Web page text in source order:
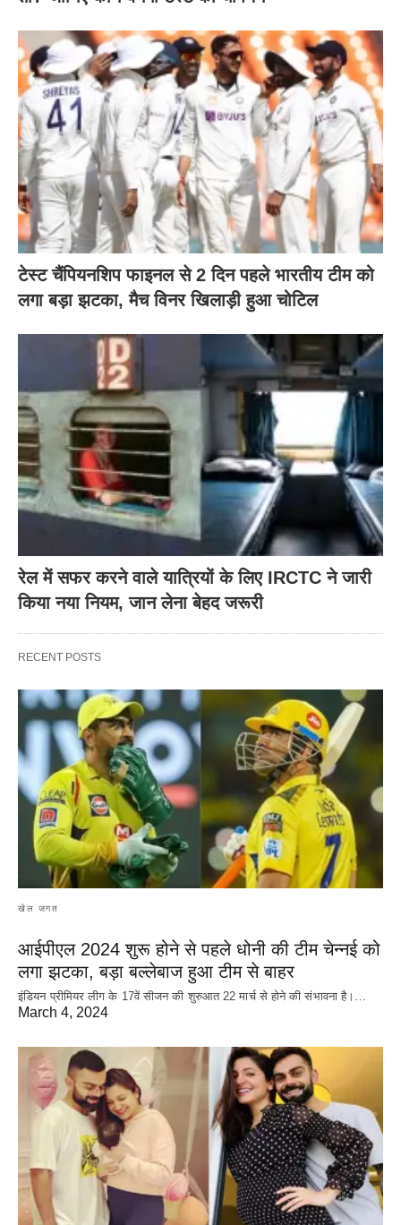
टेस्ट चैंपियनशिप फाइनल से 2 दिन पहले भारतीय टीम को
लगा बड़ा झटका, मैच विनर खिलाड़ी हुआ चोटिल
रेल में सफर करने वाले यात्रियों के लिए IRCTC ने जारी
किया नया नियम, जान लेना बेहद जरूरी
RECENT POSTS
खेल जगत
आईपीएल 2024 शुरू होने से पहले धोनी की टीम चेन्नई को
लगा झटका, बड़ा बल्लेबाज हुआ टीम से बाहर
इंडियन प्रीमियर लीग के 17वें सीजन की शुरुआत 22 मार्च से होने की संभावना है।…
March 4, 2024